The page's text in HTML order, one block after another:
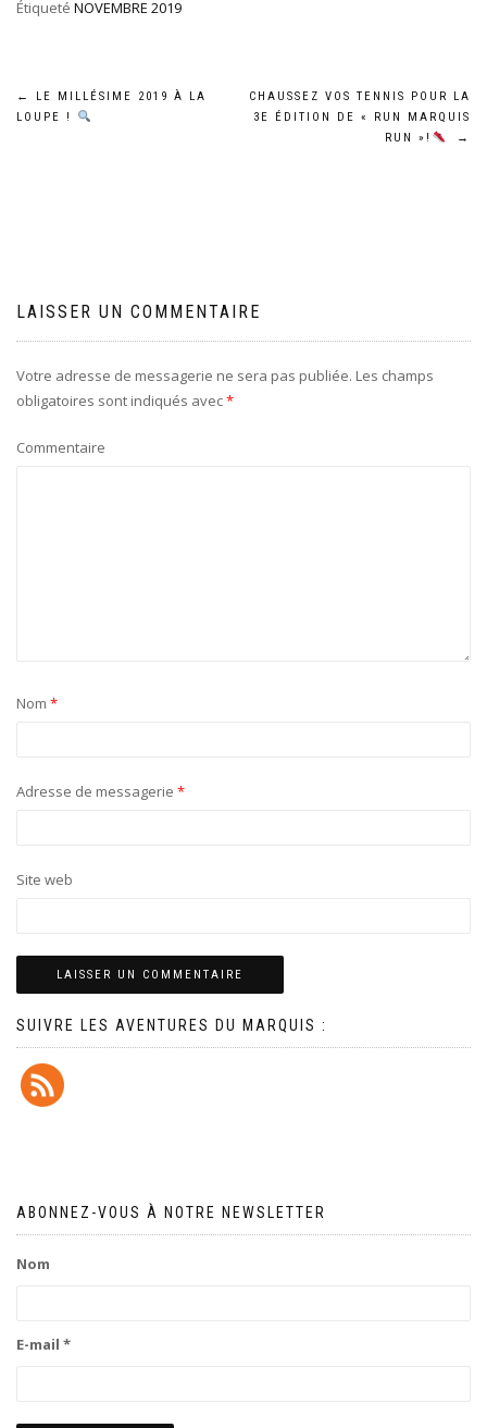
Étiqueté NOVEMBRE 2019
←
LE MILLÉSIME 2019 À LA
LOUPE !
CHAUSSEZ VOS TENNIS POUR LA
3E ÉDITION DE « RUN MARQUIS
RUN »!
→
LAISSER UN COMMENTAIRE
Votre adresse de messagerie ne sera pas publiée. Les champs
obligatoires sont indiqués avec*
Commentaire
Nom *
Adresse de messagerie *
Site web
SUIVRE LES AVENTURES DU MARQUIS :
ABONNEZ-VOUS À NOTRE NEWSLETTER
Nom
E-mail *